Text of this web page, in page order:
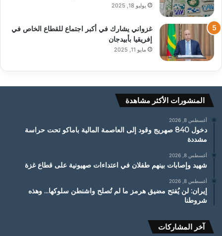
يوليو 18, 2025
غزواني يشارك في أكبر اجتماع للقطاع الخاص في
إفريقيا بأبيدجان
مايو 11, 2025
المنشورات الأكثر مشاهدة
أغسطس 8, 2026
دخول 840 صهريج وقود إلى العاصمة المالية باماكو تحت حراسة
مشددة
أغسطس 8, 2026
شهيد وإصابات بينهم طفلان في اعتداءات صهيونية على قطاع غزة
أغسطس 8, 2026
إيران: لن يُفتح مضيق هرمز ما لم تُصلح واشنطن سلوكها… وهذه
شروطنا
آخر المشاركات